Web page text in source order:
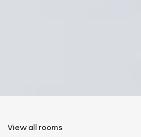
View all rooms